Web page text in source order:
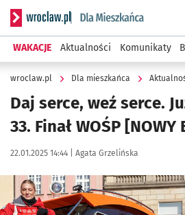
Serwis informacyjny wroclaw.pl
WAKACJE Aktualności Komunikaty
wroclaw.pl Dla mieszkańca
Daj serce, weź serce.
33. Finał WOŚP [NOWY
Data publikacji:
22.01.2025 14:44 | Autor:
Agata Grzelińska
Kliknij, aby powiększyć